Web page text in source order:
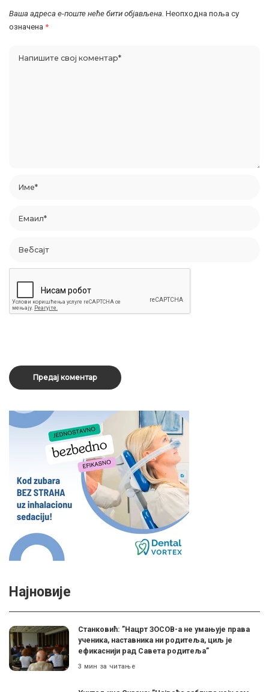
Ваша адреса е-поште неће бити објављена. Неопходна поља су
означена *
Најновије
Станковић: ”Нацрт ЗОСОВ-а не умањује права
ученика, наставника ни родитеља, циљ је
ефикаснији рад Савета родитеља”
3 мин за читање